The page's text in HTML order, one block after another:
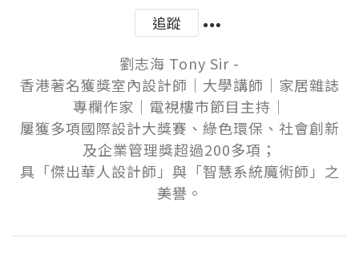
追蹤
劉志海 Tony Sir -
香港著名獲獎室內設計師│大學講師│家居雜誌
專欄作家│電視樓市節目主持│
屢獲多項國際設計大獎賽、綠色環保、社會創新
及企業管理獎超過200多項；
具「傑出華人設計師」與「智慧系統魔術師」之
美譽。